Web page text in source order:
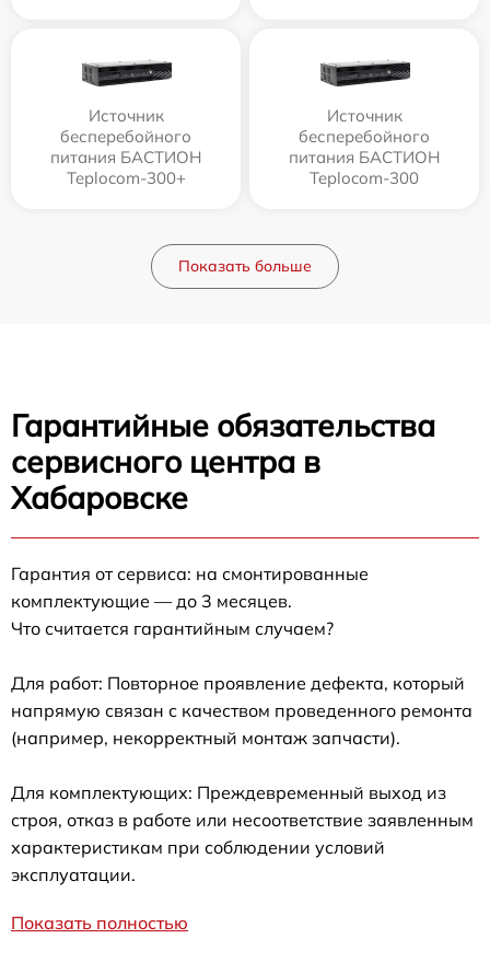
Источник
бесперебойного
питания БАСТИОН
Teplocom-300+
Источник
бесперебойного
питания БАСТИОН
Teplocom-300
Показать больше
Гарантийные обязательства
сервисного центра в
Хабаровске
Гарантия от сервиса: на смонтированные
комплектующие — до 3 месяцев.
Что считается гарантийным случаем?
Для работ: Повторное проявление дефекта, который
напрямую связан с качеством проведенного ремонта
(например, некорректный монтаж запчасти).
Для комплектующих: Преждевременный выход из
строя, отказ в работе или несоответствие заявленным
характеристикам при соблюдении условий
эксплуатации.
Показать полностью